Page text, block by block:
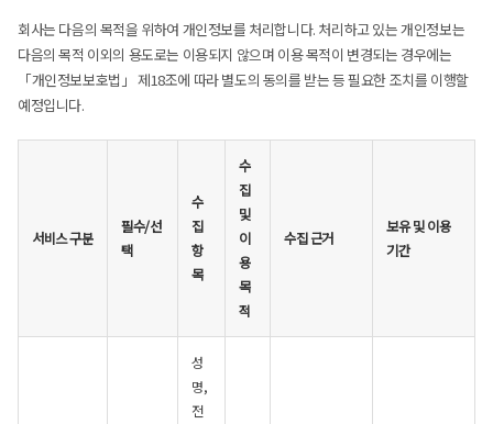
회사는 다음의 목적을 위하여 개인정보를 처리합니다. 처리하고 있는 개인정보는
다음의 목적 이외의 용도로는 이용되지 않으며 이용 목적이 변경되는 경우에는
「개인정보보호법」 제18조에 따라 별도의 동의를 받는 등 필요한 조치를 이행할
예정입니다.
서비스 구분
필수/선
택
수
집
항
목
수
집
및
이
용
목
적
수집 근거
보유 및 이용
기간
성
명,
전